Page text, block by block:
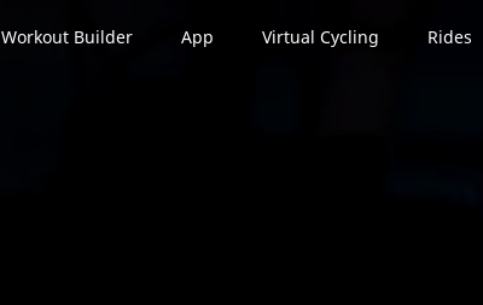
Workout Builder App Virtual Cycling Rides